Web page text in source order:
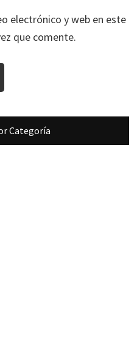
electrónico y web en este
que comente.
Categoría